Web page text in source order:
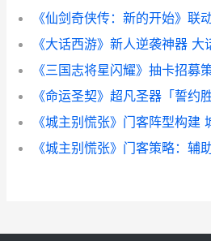
《大话西游》新人逆袭神器 大